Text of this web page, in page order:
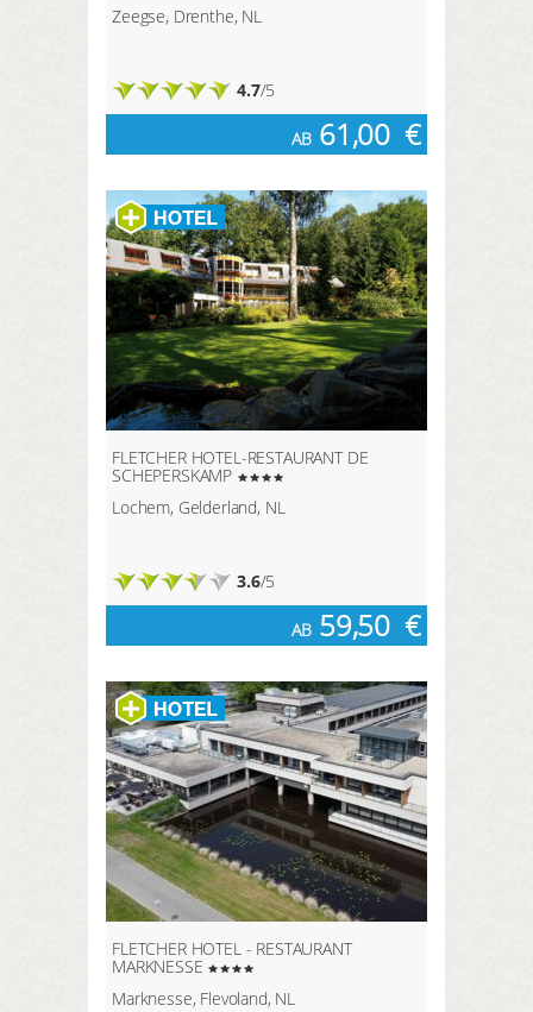
Zeegse, Drenthe, NL
4.7/5
AB 61,00 €
FLETCHER HOTEL-RESTAURANT DE
SCHEPERSKAMP
Lochem, Gelderland, NL
3.6/5
AB 59,50 €
FLETCHER HOTEL - RESTAURANT
MARKNESSE
Marknesse, Flevoland, NL